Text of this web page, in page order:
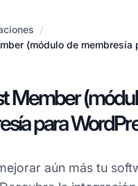
/
(módulo de membresía
Member
para
aún más tu